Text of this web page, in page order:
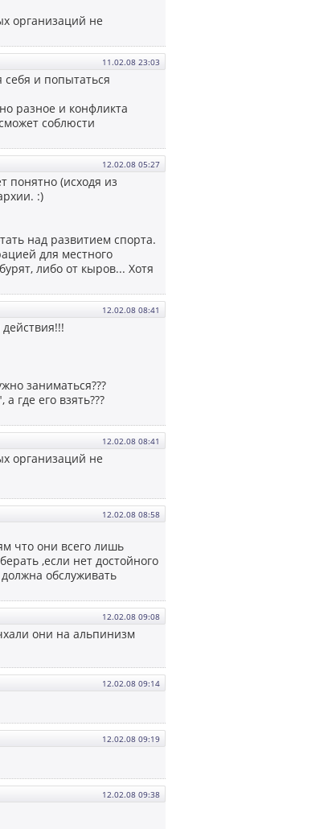
организаций не
11.02.08 23:03
себя и попытаться
разное и конфликта
соблюсти
12.02.08 05:27
понятно (исходя из
:)
над развитием спорта.
для местного
либо от кыров... Хотя
12.02.08 08:41
заниматься???
где его взять???
12.02.08 08:41
организаций не
12.02.08 08:58
что они всего лишь
,если нет достойного
обслуживать
12.02.08 09:08
они на альпинизм
12.02.08 09:14
12.02.08 09:19
12.02.08 09:38